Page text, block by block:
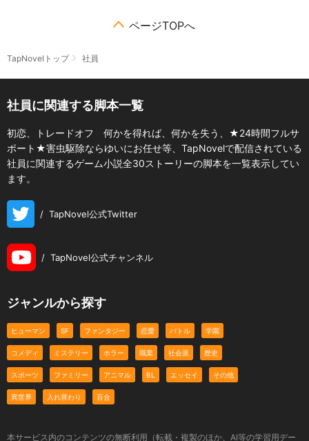
ページTOPへ
TapNovelトップ 社員
社員に関連する脚本一覧
初恋、トレードオフ 何かを得れば、何かを失う、★24時間フルサ
ポート★害虫駆除ならゆいにお任せ等、TapNovelで配信されている
社員に関連するゲーム小説全30ストーリーの脚本を一覧表示してい
ます。
/ TapNovel公式Twitter
/ TapNovel公式チャンネル
ジャンルから探す
ヒューマン SF ファンタジー 恋愛 バトル 学園
コメディ ミステリー ホラー 職業 社会派 歴史
スポーツ ファミリー アニマル BL エッセイ その他
異世界 入れ替わり 百合
本サービス内のコンテンツの無断利用（転載・複製のほか、AI等の学習用デー